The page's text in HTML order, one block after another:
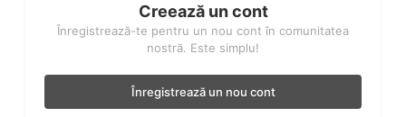
Creează un cont
Înregistrează-te pentru un nou cont în comunitatea
nostră. Este simplu!
Înregistrează un nou cont